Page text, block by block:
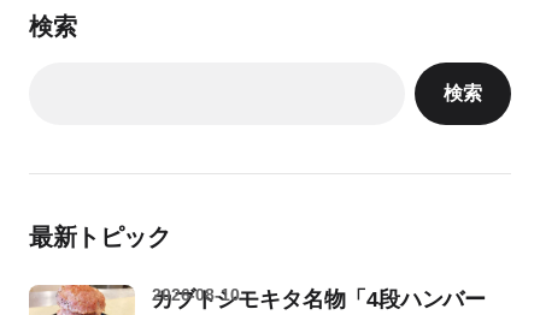
検索
検索
最新トピック
カブトシモキタ名物「4段ハンバー
2026-08-10